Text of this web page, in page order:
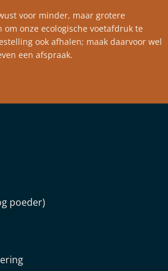
voor minder, maar grotere
om onze ecologische voetafdruk te
ook afhalen; maak daarvoor wel
een afspraak.
poeder)